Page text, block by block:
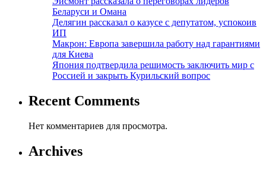
Беларуси и Омана
Делягин рассказал о казусе с депутатом, успокоив
ИП
Макрон: Европа завершила работу над гарантиями
для Киева
Япония подтвердила решимость заключить мир с
Россией и закрыть Курильский вопрос
Recent Comments
Нет комментариев для просмотра.
Archives